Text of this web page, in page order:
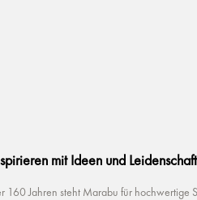
mit Ideen und Leidenschaft
160 Jahren steht Marabu für hochwertige